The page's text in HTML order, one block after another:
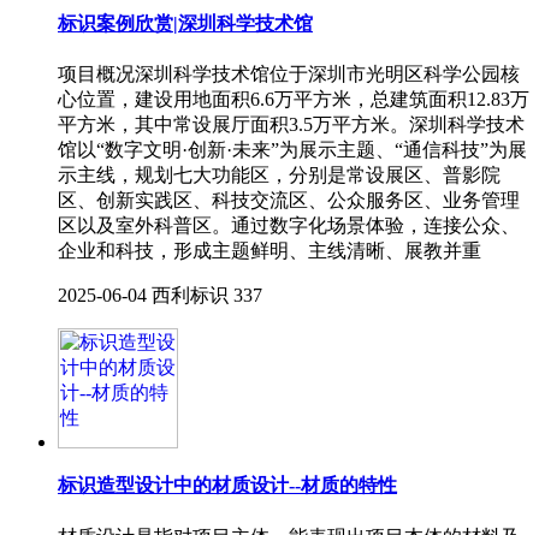
标识案例欣赏|深圳科学技术馆
项目概况深圳科学技术馆位于深圳市光明区科学公园核
心位置，建设用地面积6.6万平方米，总建筑面积12.83万
平方米，其中常设展厅面积3.5万平方米。深圳科学技术
馆以“数字文明·创新·未来”为展示主题、“通信科技”为展
示主线，规划七大功能区，分别是常设展区、普影院
区、创新实践区、科技交流区、公众服务区、业务管理
区以及室外科普区。通过数字化场景体验，连接公众、
企业和科技，形成主题鲜明、主线清晰、展教并重
2025-06-04 西利标识 337
标识造型设计中的材质设计--材质的特性